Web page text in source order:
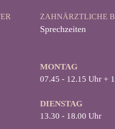
ZAHNÄRZTLICHE
Sprechzeiten
MONTAG
07.45 - 12.15 Uhr +
DIENSTAG
13.30 - 18.00 Uhr